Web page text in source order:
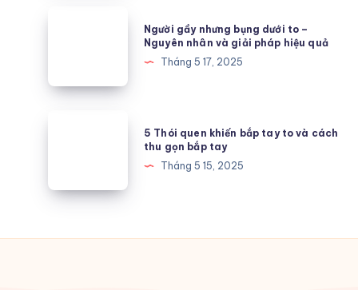
với
giúp
thon
dưới
và
pháp
Người gầy nhưng bụng dưới to –
Nguyên nhân và giải pháp hiệu quả
Tháng 5 17, 2025
bắp
to
5 Thói quen khiến bắp tay to và cách
thu gọn bắp tay
Tháng 5 15, 2025